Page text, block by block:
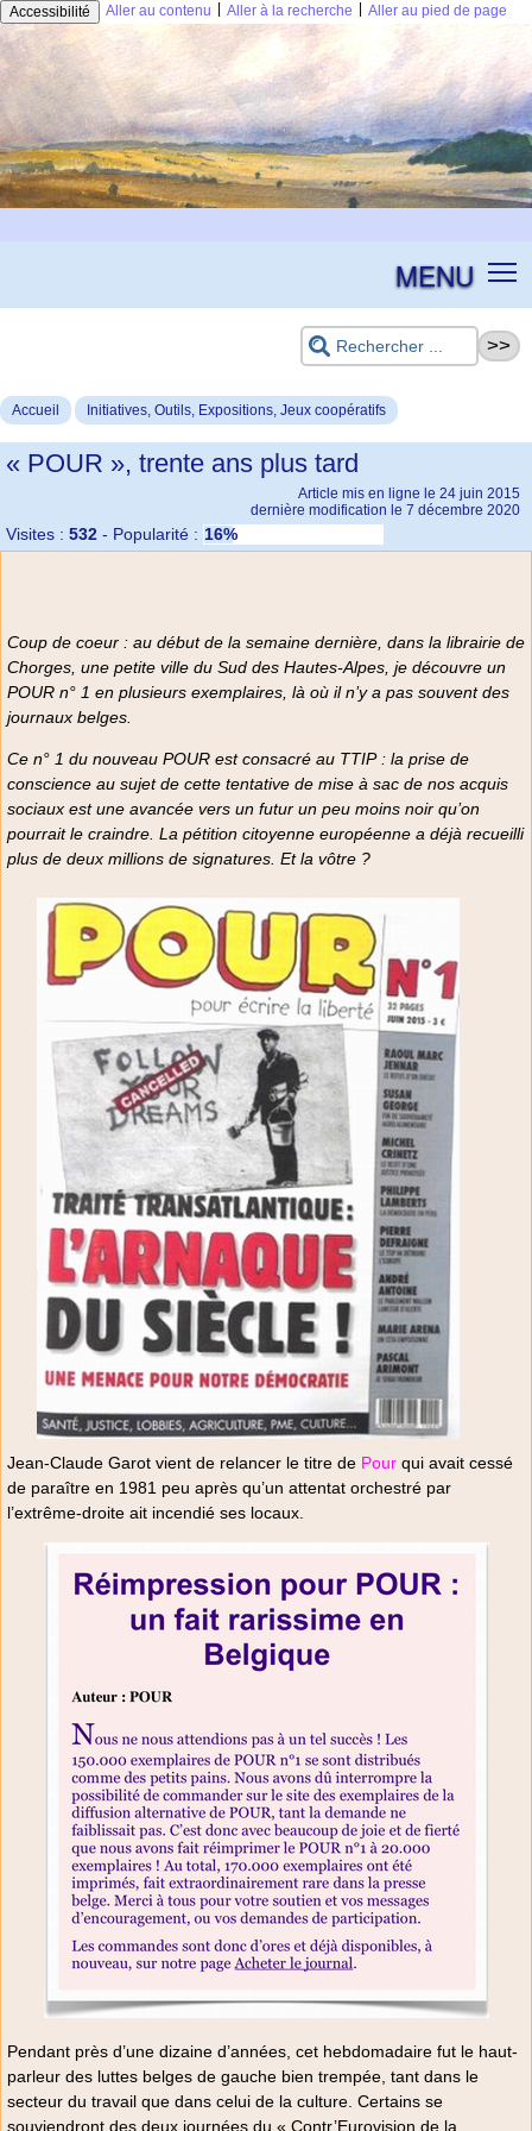
Accessibilité Aller au contenu Aller à la recherche Aller au pied de page
MENU
Accueil Initiatives, Outils, Expositions, Jeux coopératifs
« POUR », trente ans plus tard
Article mis en ligne le 24 juin 2015
dernière modification le 7 décembre 2020
Visites : 532 - Popularité : 16%
Coup de coeur : au début de la semaine dernière, dans la librairie de
Chorges, une petite ville du Sud des Hautes-Alpes, je découvre un
POUR n° 1 en plusieurs exemplaires, là où il n’y a pas souvent des
journaux belges.
Ce n° 1 du nouveau POUR est consacré au TTIP : la prise de
conscience au sujet de cette tentative de mise à sac de nos acquis
sociaux est une avancée vers un futur un peu moins noir qu’on
pourrait le craindre. La pétition citoyenne européenne a déjà recueilli
plus de deux millions de signatures. Et la vôtre ?
Jean-Claude Garot vient de relancer le titre de Pour qui avait cessé
de paraître en 1981 peu après qu’un attentat orchestré par
l’extrême-droite ait incendié ses locaux.
Pendant près d’une dizaine d’années, cet hebdomadaire fut le haut-
parleur des luttes belges de gauche bien trempée, tant dans le
secteur du travail que dans celui de la culture. Certains se
souviendront des deux journées du « Contr’Eurovision de la